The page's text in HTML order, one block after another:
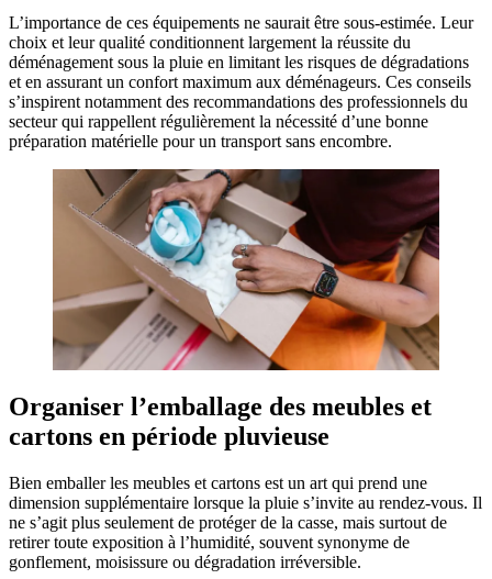
L’importance de ces équipements ne saurait être sous-estimée. Leur
choix et leur qualité conditionnent largement la réussite du
déménagement sous la pluie en limitant les risques de dégradations
et en assurant un confort maximum aux déménageurs. Ces conseils
s’inspirent notamment des recommandations des professionnels du
secteur qui rappellent régulièrement la nécessité d’une bonne
préparation matérielle pour un transport sans encombre.
Organiser l’emballage des meubles et
cartons en période pluvieuse
Bien emballer les meubles et cartons est un art qui prend une
dimension supplémentaire lorsque la pluie s’invite au rendez-vous. Il
ne s’agit plus seulement de protéger de la casse, mais surtout de
retirer toute exposition à l’humidité, souvent synonyme de
gonflement, moisissure ou dégradation irréversible.